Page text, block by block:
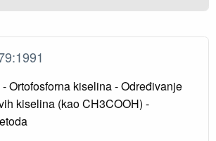
Ortofosforna kiselina - Određivanje
kiselina (kao CH3COOH) -